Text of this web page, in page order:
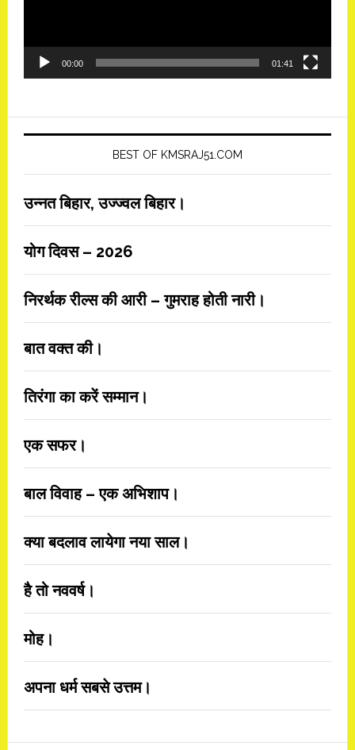
00:00 01:41
BEST OF KMSRAJ51.COM
उन्नत बिहार, उज्ज्वल बिहार।
योग दिवस – 2026
निरर्थक रील्स की आरी – गुमराह होती नारी।
बात वक्त की।
तिरंगा का करें सम्मान।
एक सफर।
बाल विवाह – एक अभिशाप।
क्या बदलाव लायेगा नया साल।
है तो नववर्ष।
मोह।
अपना धर्म सबसे उत्तम।